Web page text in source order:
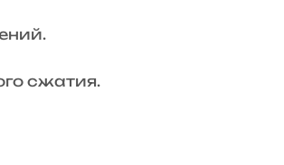
сжатия.